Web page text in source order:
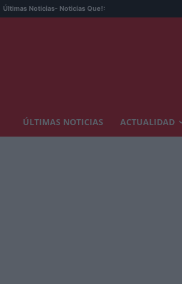
Últimas Noticias- Noticias Que!:
ÚLTIMAS NOTICIAS ACTUALIDAD